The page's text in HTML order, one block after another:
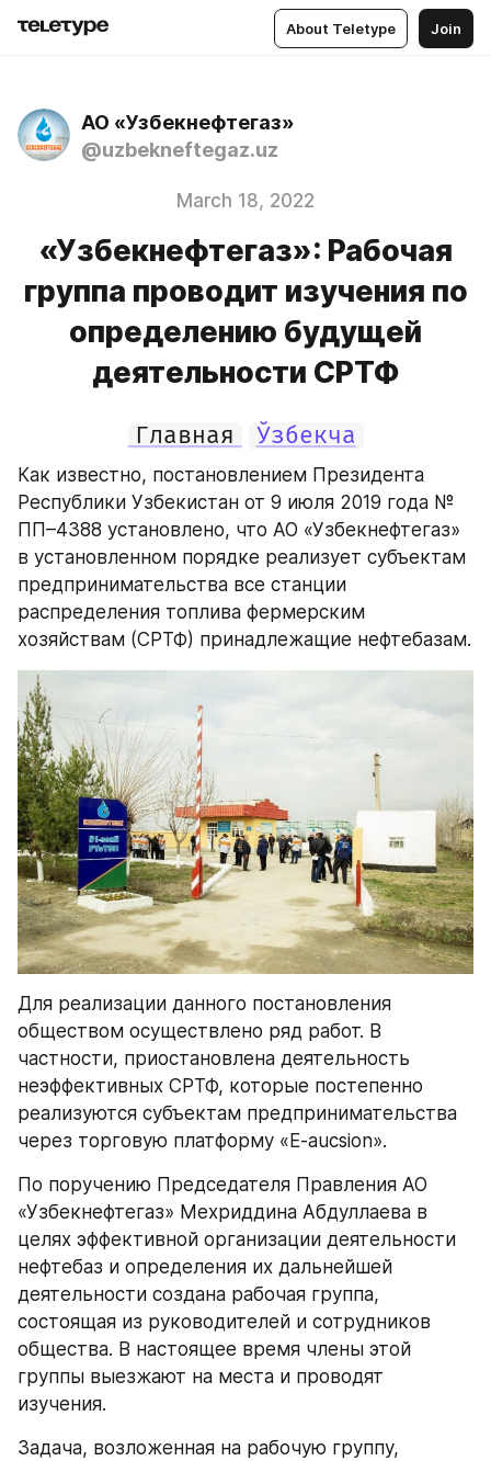
About Teletype Join
АО «Узбекнефтегаз»
@uzbekneftegaz.uz
March 18, 2022
«Узбекнефтегаз»: Рабочая
группа проводит изучения по
определению будущей
деятельности СРТФ
Главная Ўзбекча
Как известно, постановлением Президента
Республики Узбекистан от 9 июля 2019 года №
ПП–4388 установлено, что АО «Узбекнефтегаз»
в установленном порядке реализует субъектам
предпринимательства все станции
распределения топлива фермерским
хозяйствам (СРТФ) принадлежащие нефтебазам.
Для реализации данного постановления
обществом осуществлено ряд работ. В
частности, приостановлена деятельность
неэффективных СРТФ, которые постепенно
реализуются субъектам предпринимательства
через торговую платформу «E-aucsion».
По поручению Председателя Правления АО
«Узбекнефтегаз» Мехриддина Абдуллаева в
целях эффективной организации деятельности
нефтебаз и определения их дальнейшей
деятельности создана рабочая группа,
состоящая из руководителей и сотрудников
общества. В настоящее время члены этой
группы выезжают на места и проводят
изучения.
Задача, возложенная на рабочую группу,